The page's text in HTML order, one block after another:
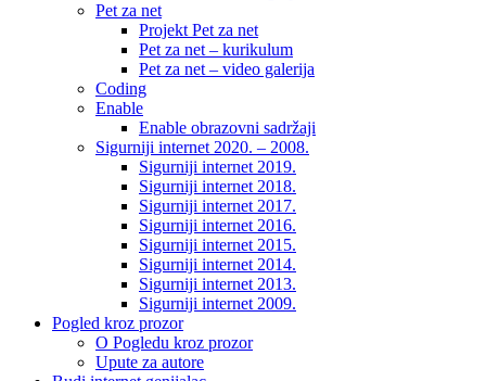
Pet za net
Projekt Pet za net
Pet za net – kurikulum
Pet za net – video galerija
Coding
Enable
Enable obrazovni sadržaji
Sigurniji internet 2020. – 2008.
Sigurniji internet 2019.
Sigurniji internet 2018.
Sigurniji internet 2017.
Sigurniji internet 2016.
Sigurniji internet 2015.
Sigurniji internet 2014.
Sigurniji internet 2013.
Sigurniji internet 2009.
Pogled kroz prozor
O Pogledu kroz prozor
Upute za autore